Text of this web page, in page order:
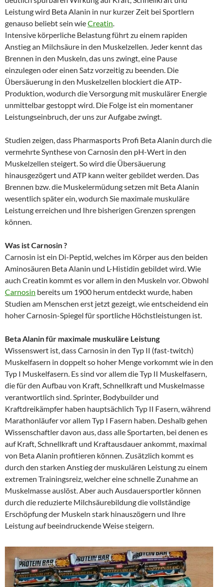
Leistung wird Beta Alanin in nur kurzer Zeit bei Sportlern
genauso beliebt sein wieCreatin
Intensive körperliche Belastung führt zu einem rapiden
Anstieg an Milchsäure in den Muskelzellen. Jeder kennt das
Brennen in den Muskeln, das uns zwingt, eine Pause
einzulegen oder einen Satz vorzeitig zu beenden. Die
Übersäuerung in den Muskelzellen blockiert die ATP-
Produktion, wodurch die Versorgung mit muskulärer Energie
unmittelbar gestoppt wird. Die Folge ist ein momentaner
Leistungseinbruch, der uns zur Aufgabe zwingt.
Studien zeigen, dass Pharmasports Profi Beta Alanin durch die
vermehrte Synthese von Carnosin den pH-Wert in den
Muskelzellen steigert. So wird die Übersäuerung
hinausgezögert und ATP kann weiter gebildet werden. Das
Brennen bzw. die Muskelermüdung setzen mit Beta Alanin
wesentlich später ein, wodurch Sie maximale muskuläre
Leistung erreichen und Ihre bisherigen Grenzen sprengen
können.
Was ist Carnosin ?
Carnosin ist ein Di-Peptid, welches im Körper aus den beiden
Aminosäuren Beta Alanin und L-Histidin gebildet wird. Wie
auch Creatin kommt es vor allem in den Muskeln vor. Obwohl
Carnosin bereits um 1900 herum entdeckt wurde, haben
Studien am Menschen erst jetzt gezeigt, wie entscheidend ein
hoher Carnosin-Spiegel für sportliche Höchstleistungen ist.
Beta Alanin für maximale muskuläre Leistung
Wissenswert ist, dass Carnosin in den Typ II (fast-twitch)
Muskelfasern in doppelt so hoher Menge vorkommt wie in den
Typ I Muskelfasern. Es sind vor allem die Typ II Muskelfasern,
die für den Aufbau von Kraft, Schnellkraft und Muskelmasse
verantwortlich sind. Sprinter, Bodybuilder und
Kraftdreikämpfer haben hauptsächlich Typ II Fasern, während
Marathonläufer vor allem Typ I Fasern haben. Deshalb gehen
Wissenschaftler davon aus, dass alle Sportarten, bei denen es
auf Kraft, Schnellkraft und Kraftausdauer ankommt, maximal
von Beta Alanin profitieren können. Zusätzlich kommt es
durch den starken Anstieg der muskulären Leistung zu einem
extremen Trainingsreiz, welcher eine schnelle Zunahme an
Muskelmasse auslöst. Aber auch Ausdauersportler können
durch die reduzierte Milchsäurebildung die vollständige
Erschöpfung der Muskeln stark hinauszögern und Ihre
Leistung auf beeindruckende Weise steigern.